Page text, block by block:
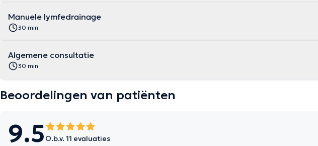
Manuele lymfedrainage
30 min
Algemene consultatie
30 min
Beoordelingen van patiënten
9.5 O.b.v. 11 evaluaties